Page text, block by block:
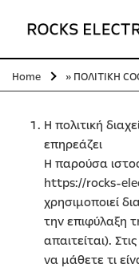
Home » ΠΟΛΙΤΙΚΗ
ΠΟΛΙΤΙΚΗ
Η πολιτική
επηρεάζει
Η παρούσα
https://rocks-
χρησιμοποιεί
την επιφύλαξη
απαιτείται).
να μάθετε τι